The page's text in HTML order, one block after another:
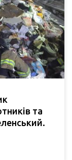
та